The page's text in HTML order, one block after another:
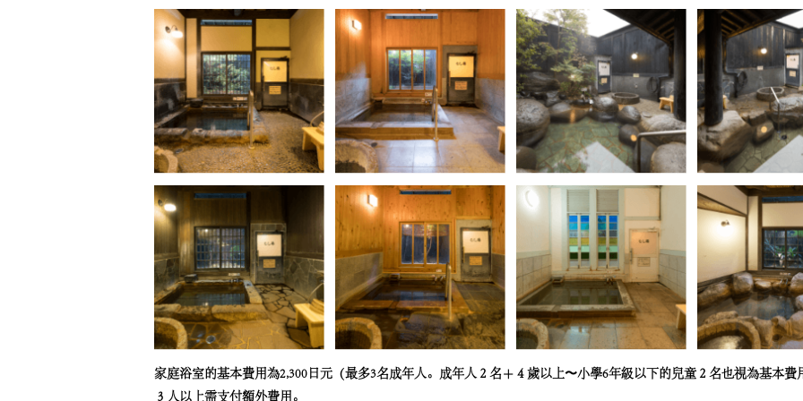
家庭浴室的基本費用為2,300日元（最多3名成年人。成年人２名＋４歲以上〜小學6年級以下的兒童２名也視為基本費
３人以上需支付額外費用。